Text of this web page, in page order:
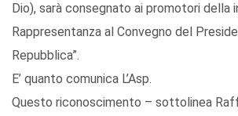
Dio), sarà consegnato ai promotori della
Rappresentanza al Convegno del
Repubblica”.
E’ quanto comunica L’Asp.
Questo riconoscimento – sottolinea